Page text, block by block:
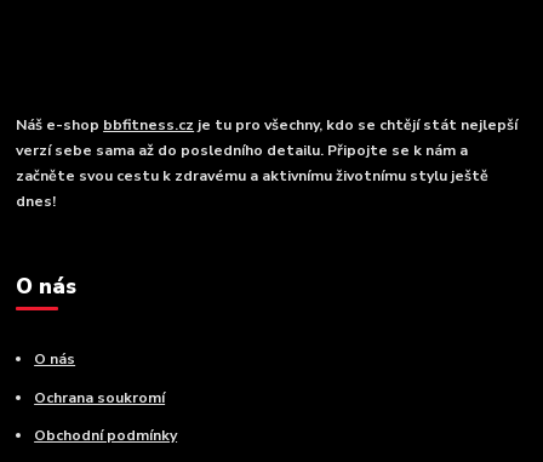
Náš e-shop bbfitness.cz je tu pro všechny, kdo se chtějí stát nejlepší
verzí sebe sama až do posledního detailu. Připojte se k nám a
začněte svou cestu k zdravému a aktivnímu životnímu stylu ještě
dnes!
O nás
O nás
Ochrana soukromí
Obchodní podmínky